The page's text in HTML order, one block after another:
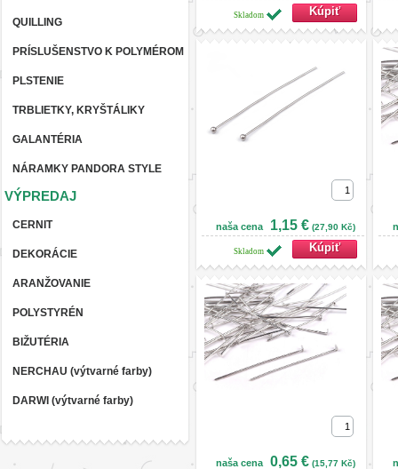
QUILLING
PRÍSLUŠENSTVO K POLYMÉROM
PLSTENIE
TRBLIETKY, KRYŠTÁLIKY
GALANTÉRIA
NÁRAMKY PANDORA STYLE
VÝPREDAJ
CERNIT
DEKORÁCIE
ARANŽOVANIE
POLYSTYRÉN
BIŽUTÉRIA
NERCHAU (výtvarné farby)
DARWI (výtvarné farby)
Skladom
naša cena 1,15 € (27,90 Kč)
Skladom
naša cena 0,65 € (15,77 Kč)